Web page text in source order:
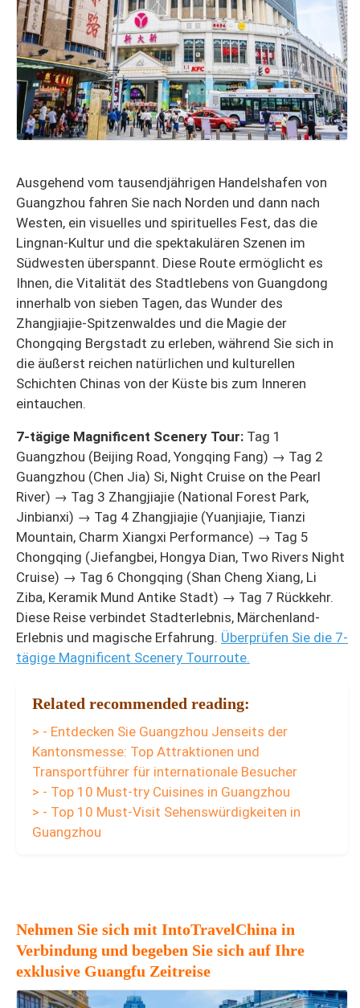
Ausgehend vom tausendjährigen Handelshafen von
Guangzhou fahren Sie nach Norden und dann nach
Westen, ein visuelles und spirituelles Fest, das die
Lingnan-Kultur und die spektakulären Szenen im
Südwesten überspannt. Diese Route ermöglicht es
Ihnen, die Vitalität des Stadtlebens von Guangdong
innerhalb von sieben Tagen, das Wunder des
Zhangjiajie-Spitzenwaldes und die Magie der
Chongqing Bergstadt zu erleben, während Sie sich in
die äußerst reichen natürlichen und kulturellen
Schichten Chinas von der Küste bis zum Inneren
eintauchen.
7-tägige Magnificent Scenery Tour: Tag 1
Guangzhou (Beijing Road, Yongqing Fang) → Tag 2
Guangzhou (Chen Jia) Si, Night Cruise on the Pearl
River) → Tag 3 Zhangjiajie (National Forest Park,
Jinbianxi) → Tag 4 Zhangjiajie (Yuanjiajie, Tianzi
Mountain, Charm Xiangxi Performance) → Tag 5
Chongqing (Jiefangbei, Hongya Dian, Two Rivers Night
Cruise) → Tag 6 Chongqing (Shan Cheng Xiang, Li
Ziba, Keramik Mund Antike Stadt) → Tag 7 Rückkehr.
Diese Reise verbindet Stadterlebnis, Märchenland-
Erlebnis und magische Erfahrung. Überprüfen Sie die 7-
tägige Magnificent Scenery Tourroute.
Related recommended reading:
> - Entdecken Sie Guangzhou Jenseits der
Kantonsmesse: Top Attraktionen und
Transportführer für internationale Besucher
> - Top 10 Must-try Cuisines in Guangzhou
> - Top 10 Must-Visit Sehenswürdigkeiten in
Guangzhou
Nehmen Sie sich mit IntoTravelChina in
Verbindung und begeben Sie sich auf Ihre
exklusive Guangfu Zeitreise